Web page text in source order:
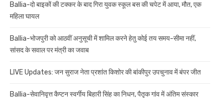
Ballia-दो बाइकों की टक्कर के बाद गिरा युवक स्कूल बस की चपेट में आया, मौत, एक
महिला घायल
Ballia-भोजपुरी को आठवीं अनुसूची में शामिल करने हेतु कोई तय समय-सीमा नहीं,
सांसद के सवाल पर मंत्री का जवाब
LIVE Updates: जन सुराज नेता प्रशांत किशोर की बांकीपुर उपचुनाव में बंपर जीत
Ballia-सेवानिवृत्त कैप्टन स्वर्गीय बिहारी सिंह का निधन, पैतृक गांव में अंतिम संस्कार